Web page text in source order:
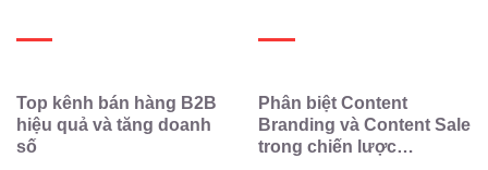
Top kênh bán hàng B2B
hiệu quả và tăng doanh
số
Phân biệt Content
Branding và Content Sale
trong chiến lược